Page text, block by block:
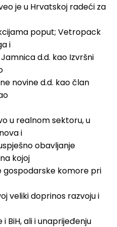
je u Hrvatskoj radeći za
poput; Vetropack
i
d.d. kao Izvršni
novine d.d. kao član
u realnom sektoru, u
i
obavljanje
kojoj
gospodarske komore pri
veliki doprinos razvoju i
BiH, ali i unaprijeđenju